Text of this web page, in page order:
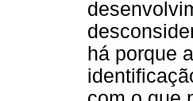
há porque